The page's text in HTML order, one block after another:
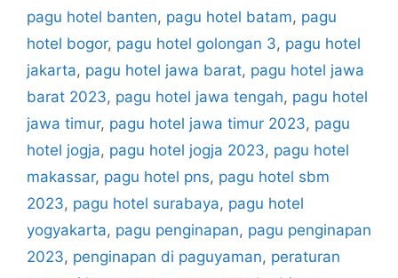
pagu hotel banten, pagu hotel batam, pagu
hotel bogor, pagu hotel golongan 3, pagu hotel
jakarta, pagu hotel jawa barat, pagu hotel jawa
barat 2023, pagu hotel jawa tengah, pagu hotel
jawa timur, pagu hotel jawa timur 2023, pagu
hotel jogja, pagu hotel jogja 2023, pagu hotel
makassar, pagu hotel pns, pagu hotel sbm
2023, pagu hotel surabaya, pagu hotel
yogyakarta, pagu penginapan, pagu penginapan
2023, penginapan di paguyaman, peraturan